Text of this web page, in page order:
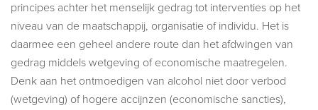
principes achter het menselijk gedrag tot interventies op het
niveau van de maatschappij, organisatie of individu. Het is
daarmee een geheel andere route dan het afdwingen van
gedrag middels wetgeving of economische maatregelen.
Denk aan het ontmoedigen van alcohol niet door verbod
(wetgeving) of hogere accijnzen (economische sancties),